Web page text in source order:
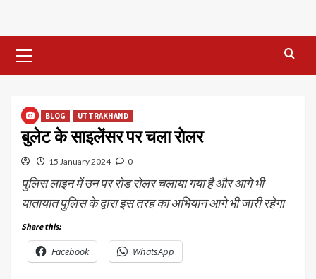
Menu
BLOG UTTRAKHAND
बुलेट के साइलेंसर पर चला रोलर
15 January 2024 0
पुलिस लाइन में उन पर रोड रोलर चलाया गया है और आगे भी
यातायात पुलिस के द्वारा इस तरह का अभियान आगे भी जारी रहेगा
Share this:
Facebook WhatsApp